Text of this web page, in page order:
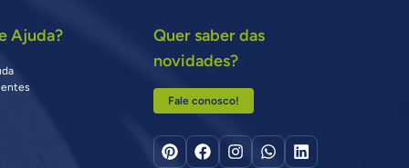
Ajuda?
Quer saber das
novidades?
Fale conosco!